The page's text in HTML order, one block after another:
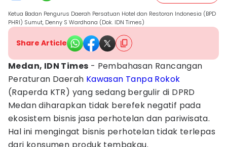
Ketua Badan Pengurus Daerah Persatuan Hotel dan Restoran Indonesia (BPD
PHRI) Sumut, Denny S Wardhana (Dok. IDN Times)
Share Article
Medan, IDN Times - Pembahasan Rancangan
Peraturan Daerah Kawasan Tanpa Rokok
(Raperda KTR) yang sedang bergulir di DPRD
Medan diharapkan tidak berefek negatif pada
ekosistem bisnis jasa perhotelan dan pariwisata.
Hal ini mengingat bisnis perhotelan tidak terlepas